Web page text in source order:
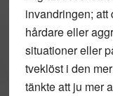
invandringen;
hårdare eller
situationer eller
tveklöst i den
tänkte att ju mer